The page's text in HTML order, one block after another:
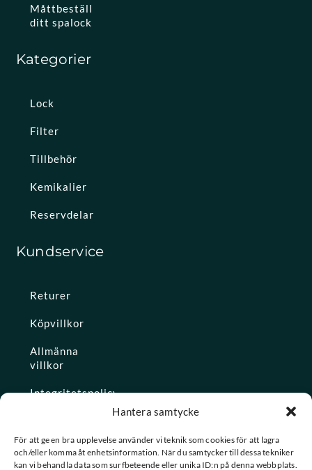
Hantera samtycke
För att ge en bra upplevelse använder vi teknik som cookies för att lagra
och/eller komma åt enhetsinformation. När du samtycker till dessa tekniker
kan vi behandla data som surfbeteende eller unika ID:n på denna webbplats.
Måttbeställ
ditt spalock
Kategorier
Lock
Filter
Tillbehör
Kemikalier
Reservdelar
Kundservice
Returer
Köpvillkor
Allmänna
villkor
Integritetspolicy
Konto